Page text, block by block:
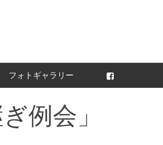
フォトギャラリー
例会」